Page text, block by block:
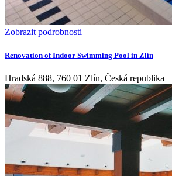
Zobrazit podrobnosti
Renovation of Indoor Swimming Pool in Zlín
Hradská 888, 760 01 Zlín, Česká republika